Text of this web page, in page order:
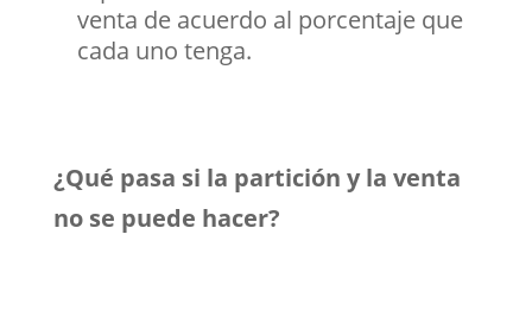
venta de acuerdo al porcentaje que
cada uno tenga.
¿Qué pasa si la partición y la venta
no se puede hacer?